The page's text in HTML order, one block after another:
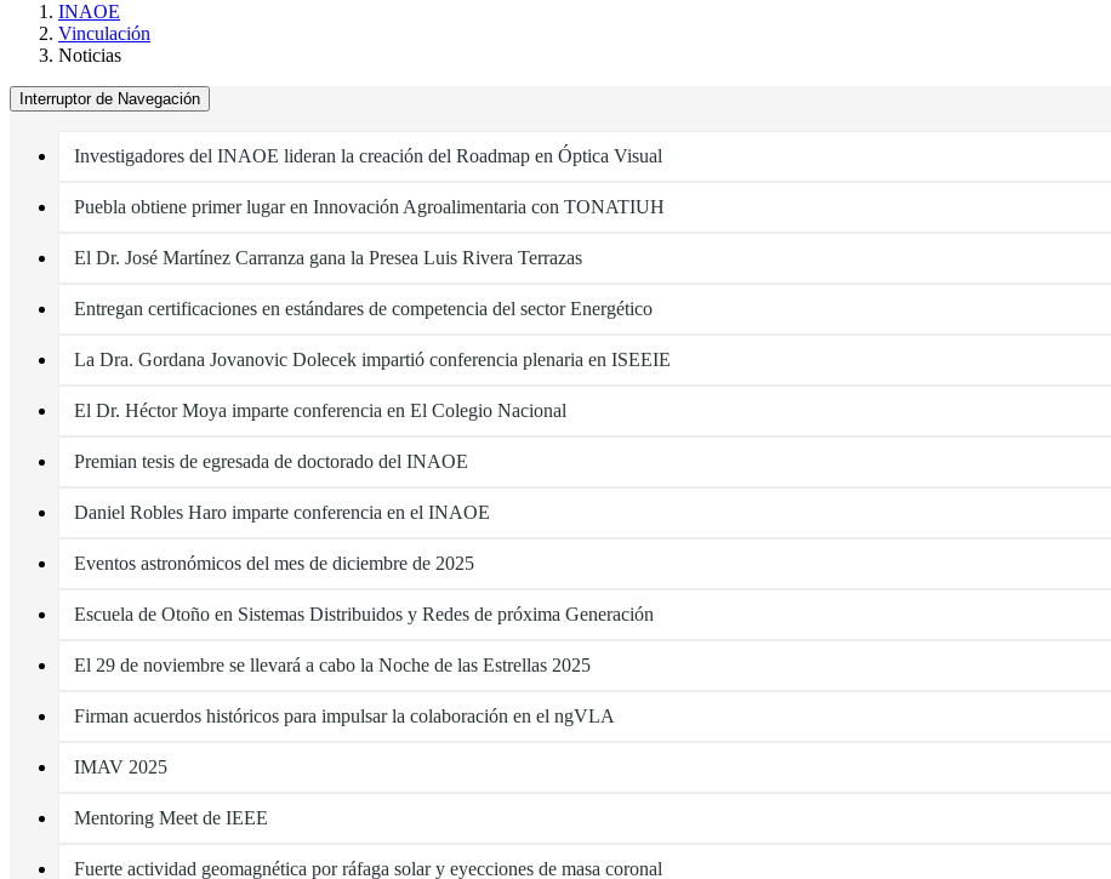
INAOE
Vinculación
Noticias
Interruptor de Navegación
Investigadores del INAOE lideran la creación del Roadmap en Óptica Visual
Puebla obtiene primer lugar en Innovación Agroalimentaria con TONATIUH
El Dr. José Martínez Carranza gana la Presea Luis Rivera Terrazas
Entregan certificaciones en estándares de competencia del sector Energético
La Dra. Gordana Jovanovic Dolecek impartió conferencia plenaria en ISEEIE
El Dr. Héctor Moya imparte conferencia en El Colegio Nacional
Premian tesis de egresada de doctorado del INAOE
Daniel Robles Haro imparte conferencia en el INAOE
Eventos astronómicos del mes de diciembre de 2025
Escuela de Otoño en Sistemas Distribuidos y Redes de próxima Generación
El 29 de noviembre se llevará a cabo la Noche de las Estrellas 2025
Firman acuerdos históricos para impulsar la colaboración en el ngVLA
IMAV 2025
Mentoring Meet de IEEE
Fuerte actividad geomagnética por ráfaga solar y eyecciones de masa coronal